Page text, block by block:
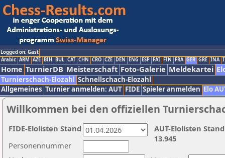
Logged on: Gast
Arabic ARM AZE BIH BUL CAT CHN CRO CZE DEN ENG ESP FAI FIN FRA GER GRE INA
Home TurnierDB Meisterschaft Foto-Galerie Meldekartei
Turnierschach-Elozahl Schnellschach-Elozahl
Allgemeines Turnier anmelden: AUT FIDE Spieler anmelden Elo
Willkommen bei den offiziellen
Personennummer
AUT-Elolisten
13.945
FIDE-Elolisten Stand